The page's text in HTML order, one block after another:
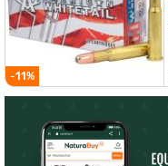
-11%